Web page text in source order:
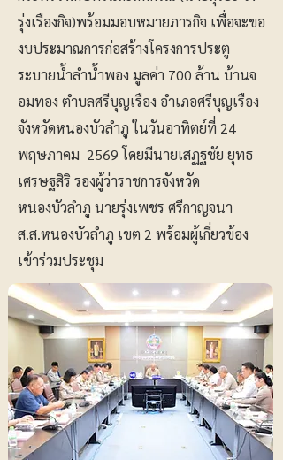
รุ่งเรืองกิจ)พร้อมมอบหมายภารกิจ เพื่อจะขอ
งบประมาณการก่อสร้างโครงการประตู
ระบายน้ำลำน้ำพอง มูลค่า 700 ล้าน บ้านจ
อมทอง ตำบลศรีบุญเรือง อำเภอศรีบุญเรือง
จังหวัดหนองบัวลำภู ในวันอาทิตย์ที่ 24
พฤษภาคม 2569 โดยมีนายเสฏฐชัย ยุทธ
เศรษฐสิริ รองผู้ว่าราชการจังหวัด
หนองบัวลำภู นายรุ่งเพชร ศรีกาญจนา
ส.ส.หนองบัวลำภู เขต 2 พร้อมผู้เกี่ยวข้อง
เข้าร่วมประชุม